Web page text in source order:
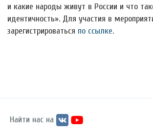
и какие народы живут в России и что
идентичность». Для участия в
зарегистрироваться по ссылке.
Найти нас на